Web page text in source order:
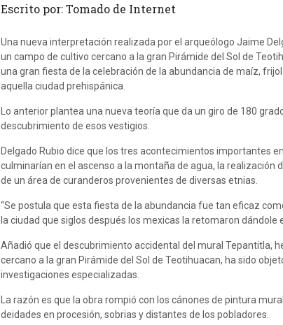
Escrito por: Tomado de Internet
Una nueva interpretación realizada por el arqueólogo Jaime
un campo de cultivo cercano a la gran Pirámide del Sol de
una gran fiesta de la celebración de la abundancia de maíz,
aquella ciudad prehispánica.
Lo anterior plantea una nueva teoría que da un giro de 180
descubrimiento de esos vestigios.
Delgado Rubio dice que los tres acontecimientos importantes
culminarían en el ascenso a la montaña de agua, la realización
de un área de curanderos provenientes de diversas etnias.
“Se postula que esta fiesta de la abundancia fue tan eficaz
la ciudad que siglos después los mexicas la retomaron dándole
Añadió que el descubrimiento accidental del mural Tepantitla,
cercano a la gran Pirámide del Sol de Teotihuacan, ha sido
investigaciones especializadas.
La razón es que la obra rompió con los cánones de pintura
deidades en procesión, sobrias y distantes de los pobladores.